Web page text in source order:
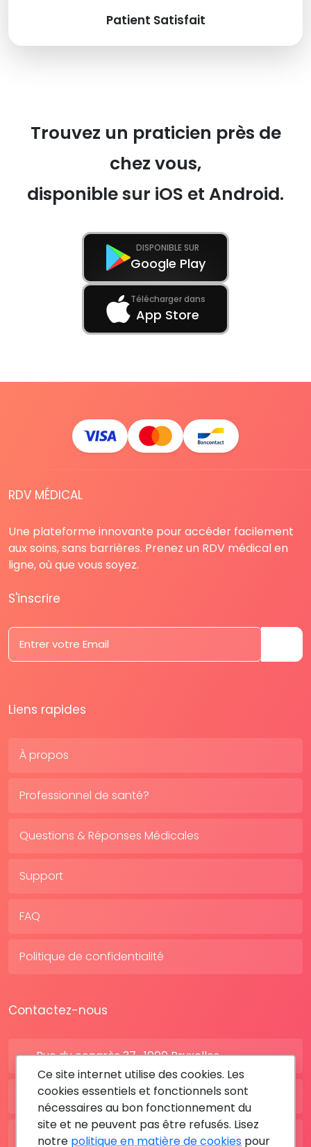
Patient Satisfait
Trouvez un praticien près de
chez vous,
disponible sur iOS et Android.
DISPONIBLE SUR
Google Play
Télécharger dans
App Store
RDV MÉDICAL
Une plateforme innovante pour accéder facilement
aux soins, sans barrières. Prenez un RDV médical en
ligne, où que vous soyez.
S'inscrire
Liens rapides
À propos
Professionnel de santé?
Questions & Réponses Médicales
Support
FAQ
Politique de confidentialité
Contactez-nous
Rue du congrès 37 , 1000 Bruxelles
BE: +32 28080227
FR: +33 183642895
Ce site internet utilise des cookies. Les
cookies essentiels et fonctionnels sont
nécessaires au bon fonctionnement du
site et ne peuvent pas être refusés. Lisez
notre politique en matière de cookies pour